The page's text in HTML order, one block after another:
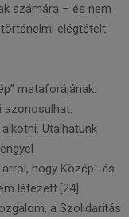
számára – és nem
elégtételt
metaforájának.
azonosulhat:
Utalhatunk
hogy Közép- és
létezett.[24]
a Szolidaritás